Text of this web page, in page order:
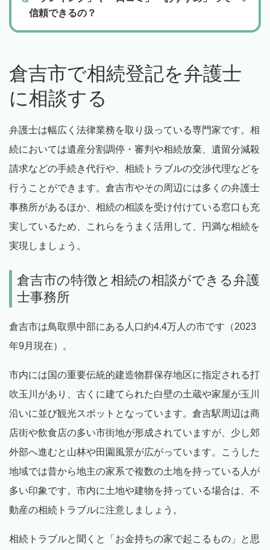
信頼できるの？
倉吉市で相続登記を弁護士
に相談する
弁護士は幅広く法律業務を取り扱っている専門家です。相
続においては遺産分割調停・審判や相続放棄、遺留分減殺
請求などの手続き代行や、相続トラブルの交渉代理などを
行うことができます。倉吉市やその周辺には多くの弁護士
事務所があるほか、相続の相談を受け付けている窓口も充
実しているため、これらをうまく活用して、円満な相続を
実現しましょう。
倉吉市の特徴と相続の相談ができる弁護
士事務所
倉吉市は鳥取県中部にある人口約4.4万人の市です（2023
年9月現在）。
市内には国の重要伝統的建造物群保存地区に指定される打
吹玉川があり、古くに建てられた白壁の土蔵や家屋が玉川
沿いに並び観光スポットとなっています。倉吉駅周辺は商
店街や飲食店の多い市街地が形成されていますが、少し郊
外部へ進むと山林や田園風景が広がっています。こうした
地域では昔から地主の家系で複数の土地を持っている人が
多い印象です。市内に土地や建物を持っている場合は、不
動産の相続トラブルに注意しましょう。
相続トラブルと聞くと「お金持ちの家で起こるもの」と思